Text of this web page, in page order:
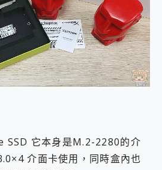
SSD 它本身是M.2-2280的介
介面卡使用，同時盒內也